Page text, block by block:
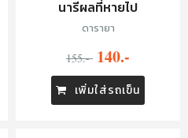
นารีผลที่หายไป
ดารายา
155.- 140.-
เพิ่มใส่รถเข็น